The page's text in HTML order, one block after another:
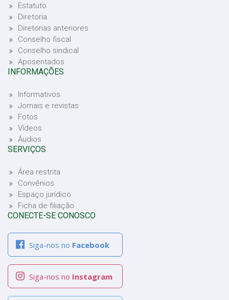
Estatuto
Diretoria
Diretorias anteriores
Conselho fiscal
Conselho sindical
Aposentados
INFORMAÇÕES
Informativos
Jornais e revistas
Fotos
Vídeos
Áudios
SERVIÇOS
Área restrita
Convênios
Espaço jurídico
Ficha de filiação
CONECTE-SE CONOSCO
Siga-nos no Facebook
Siga-nos no Instagram